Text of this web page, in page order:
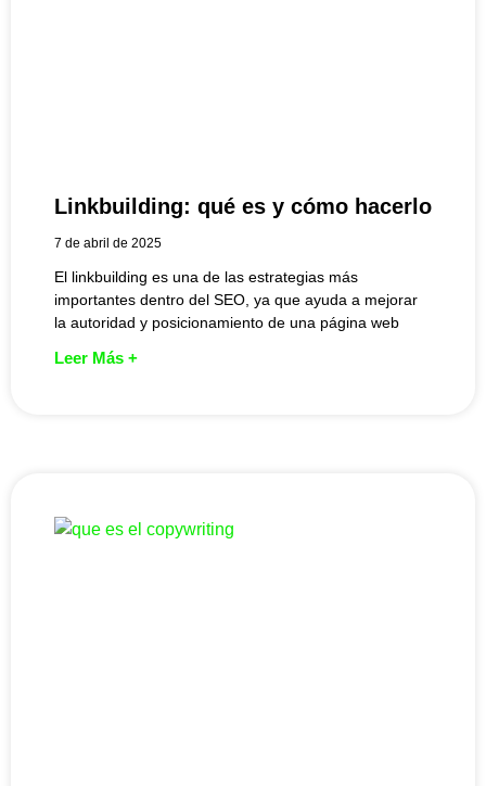
Linkbuilding: qué es y cómo hacerlo
7 de abril de 2025
El linkbuilding es una de las estrategias más
importantes dentro del SEO, ya que ayuda a mejorar
la autoridad y posicionamiento de una página web
Leer Más +